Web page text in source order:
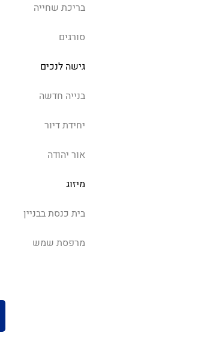
בריכת שחייה
סורגים
גישה לנכים
בנייה חדשה
יחידת דיור
אור יהודה
מיזוג
בית כנסת בבניין
מרפסת שמש